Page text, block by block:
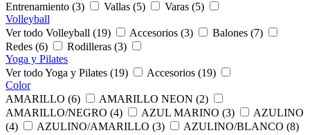
Entrenamiento (3)
Vallas (5)
Varas (5)
Volleyball
Ver todo Volleyball (19)
Accesorios (3)
Balones (7)
Redes (6)
Rodilleras (3)
Yoga y Pilates
Ver todo Yoga y Pilates (19)
Accesorios (19)
Color
AMARILLO (6)
AMARILLO NEON (2)
AMARILLO/NEGRO (4)
AZUL MARINO (3)
AZULINO
(4)
AZULINO/AMARILLO (3)
AZULINO/BLANCO (8)